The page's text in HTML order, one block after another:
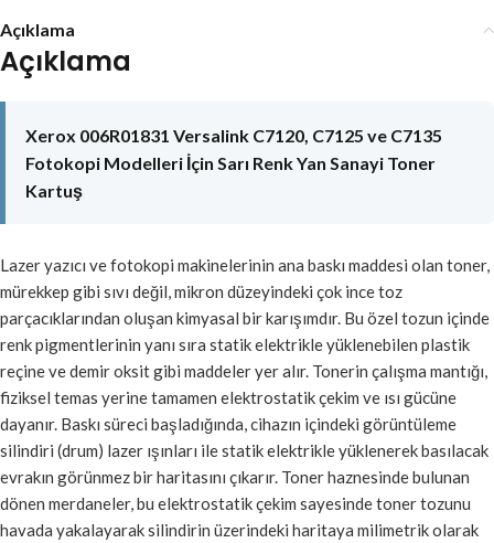
Açıklama
Açıklama
Xerox 006R01831 Versalink C7120, C7125 ve C7135
Fotokopi Modelleri İçin Sarı Renk Yan Sanayi Toner
Kartuş
Lazer yazıcı ve fotokopi makinelerinin ana baskı maddesi olan toner,
mürekkep gibi sıvı değil, mikron düzeyindeki çok ince toz
parçacıklarından oluşan kimyasal bir karışımdır. Bu özel tozun içinde
renk pigmentlerinin yanı sıra statik elektrikle yüklenebilen plastik
reçine ve demir oksit gibi maddeler yer alır. Tonerin çalışma mantığı,
fiziksel temas yerine tamamen elektrostatik çekim ve ısı gücüne
dayanır. Baskı süreci başladığında, cihazın içindeki görüntüleme
silindiri (drum) lazer ışınları ile statik elektrikle yüklenerek basılacak
evrakın görünmez bir haritasını çıkarır. Toner haznesinde bulunan
dönen merdaneler, bu elektrostatik çekim sayesinde toner tozunu
havada yakalayarak silindirin üzerindeki haritaya milimetrik olarak